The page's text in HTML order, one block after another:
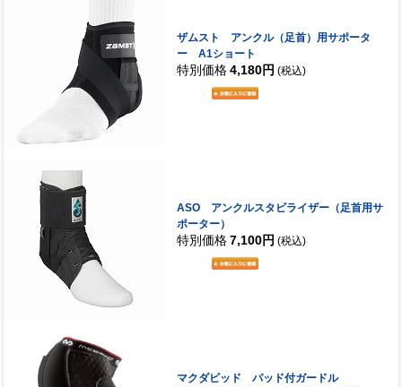
ザムスト アンクル（足首）用サポータ
ー A1ショート
特別価格 4,180円 (税込)
ASO アンクルスタビライザー（足首用サ
ポーター）
特別価格 7,100円 (税込)
マクダビッド パッド付ガードル